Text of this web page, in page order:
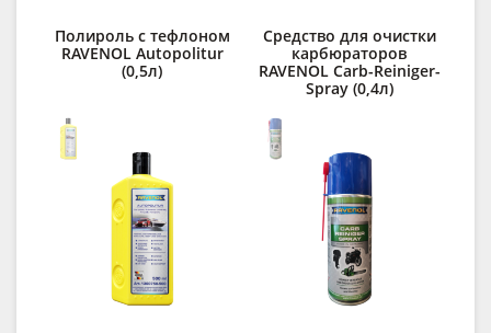
Полироль с тефлоном
RAVENOL Autopolitur
(0,5л)
Средство для очистки
карбюраторов
RAVENOL Carb-Reiniger-
Spray (0,4л)